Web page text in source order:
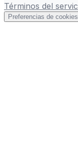
Términos del
Preferencias de cookies